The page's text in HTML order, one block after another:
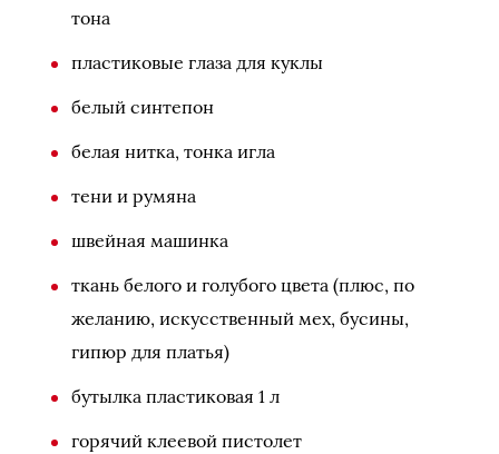
тона
пластиковые глаза для куклы
белый синтепон
белая нитка, тонка игла
тени и румяна
швейная машинка
ткань белого и голубого цвета (плюс, по
желанию, искусственный мех, бусины,
гипюр для платья)
бутылка пластиковая 1 л
горячий клеевой пистолет